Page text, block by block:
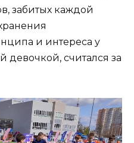
забитых каждой
и интереса у
девочкой, считался за